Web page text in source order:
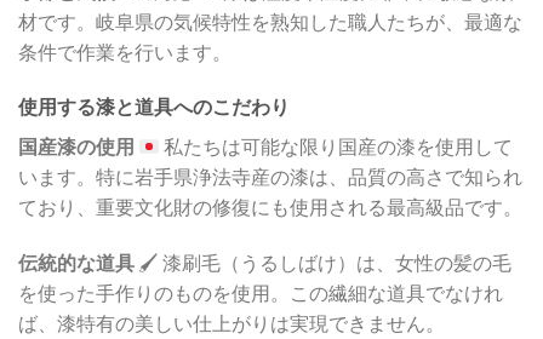
材です。岐阜県の気候特性を熟知した職人たちが、最適な
条件で作業を行います。
使用する漆と道具へのこだわり
国産漆の使用
私たちは可能な限り国産の漆を使用して
います。特に岩手県浄法寺産の漆は、品質の高さで知られ
ており、重要文化財の修復にも使用される最高級品です。
伝統的な道具 🖌️ 漆刷毛（うるしばけ）は、女性の髪の毛
を使った手作りのものを使用。この繊細な道具でなけれ
ば、漆特有の美しい仕上がりは実現できません。